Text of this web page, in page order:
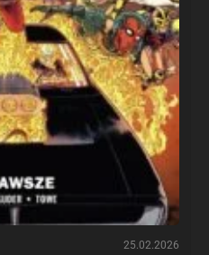
25.02.2026